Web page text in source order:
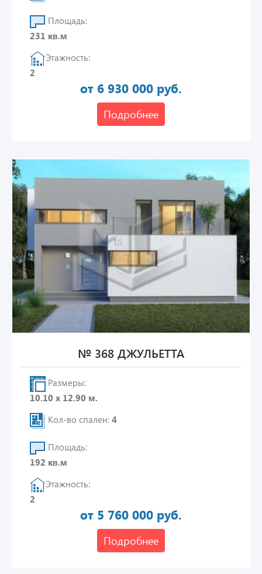
Площадь:
231 кв.м
Этажность:
2
от 6 930 000 руб.
Подробнее
№ 368 ДЖУЛЬЕТТА
Размеры:
10.10 х 12.90 м.
Кол-во спален: 4
Площадь:
192 кв.м
Этажность:
2
от 5 760 000 руб.
Подробнее